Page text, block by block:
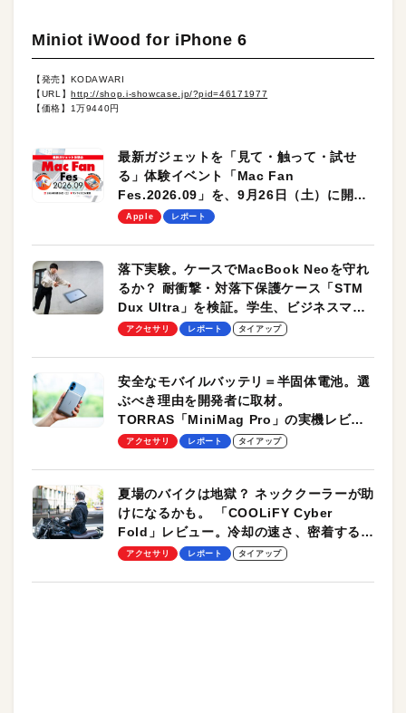
Miniot iWood for iPhone 6
【発売】KODAWARI
【URL】http://shop.i-showcase.jp/?pid=46171977
【価格】1万9440円
最新ガジェットを「見て・触って・試せ
る」体験イベント「Mac Fan
Fes.2026.09」を、9月26日（土）に開催
します！
Apple レポート
落下実験。ケースでMacBook Neoを守れ
るか？ 耐衝撃・対落下保護ケース「STM
Dux Ultra」を検証。学生、ビジネスマン
のモバイルユースに最適！
アクセサリ レポート タイアップ
安全なモバイルバッテリ＝半固体電池。選
ぶべき理由を開発者に取材。
TORRAS「MiniMag Pro」の実機レビュ
ーも
アクセサリ レポート タイアップ
夏場のバイクは地獄？ ネッククーラーが助
けになるかも。 「COOLiFY Cyber
Fold」レビュー。冷却の速さ、密着する冷
却プレート、シンプルな操作性がグッド！
アクセサリ レポート タイアップ